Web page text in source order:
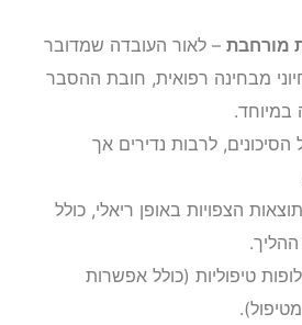
מורחבת – לאור העובדה שמדובר
מבחינה רפואית, חובת ההסבר
במיוחד.
הסיכונים, לרבות נדירים אך
הצפויות באופן ריאלי, כולל
טיפוליות (כולל אפשרות